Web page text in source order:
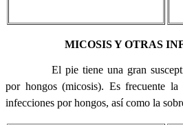
MICOSIS Y OTRAS
El pie tiene una gran
por hongos (micosis). Es frecuente la
infecciones por hongos, así como la